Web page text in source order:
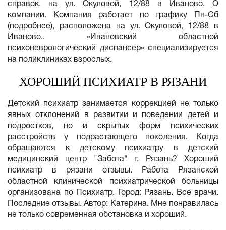
справок. на ул. Окуловой, 12/88 в Иваново. О
компании. Компания работает по графику Пн-Сб
(подробнее), расположена на ул. Окуловой, 12/88 в
Иваново.. «Ивановский областной
психоневрологический диспансер» специализируется
на поликлиниках взрослых.
ХОРОШИЙ ПСИХИАТР В РЯЗАНИ
Детский психиатр занимается коррекцией не только
явных отклонений в развитии и поведении детей и
подростков, но и скрытых форм психических
расстройств у подрастающего поколения. Когда
обращаются к детскому психиатру в детский
медицинский центр "Забота" г. Рязань? Хороший
психиатр в рязани отзывы. Работа Рязанской
областной клинической психиатрической больницы
организована по Психиатр. Город: Рязань. Все врачи.
Последние отзывы. Автор: Катерина. Мне понравилась
не только современная обстановка и хороший.